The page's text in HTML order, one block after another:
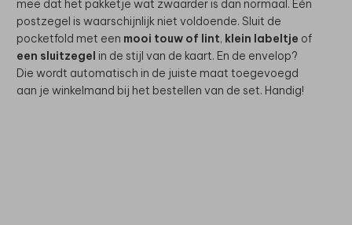
mee dat het pakketje wat zwaarder is dan normaal. Eén
postzegel is waarschijnlijk niet voldoende. Sluit de
pocketfold met een mooi touw of lint, klein labeltje of
een sluitzegel in de stijl van de kaart. En de envelop?
Die wordt automatisch in de juiste maat toegevoegd
aan je winkelmand bij het bestellen van de set. Handig!